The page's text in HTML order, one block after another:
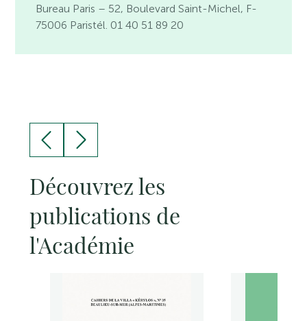
Bureau Paris – 52, Boulevard Saint-Michel, F-
75006 Paristél. 01 40 51 89 20
Découvrez les
publications de
l'Académie